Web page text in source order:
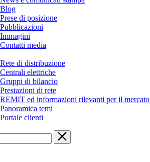
Blog
Prese di posizione
Pubblicazioni
Immagini
Contatti media
Rete di distribuzione
Centrali elettriche
Gruppi di bilancio
Prestazioni di rete
REMIT ed informazioni rilevanti per il mercato
Panoramica temi
Portale clienti